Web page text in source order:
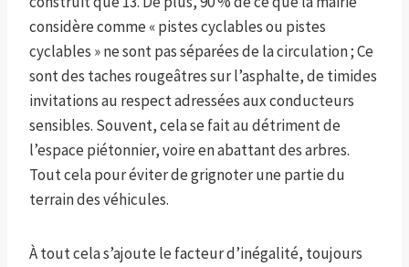
considère comme « pistes cyclables ou pistes
cyclables » ne sont pas séparées de la circulation ; Ce
sont des taches rougeâtres sur l’asphalte, de timides
invitations au respect adressées aux conducteurs
sensibles. Souvent, cela se fait au détriment de
l’espace piétonnier, voire en abattant des arbres.
Tout cela pour éviter de grignoter une partie du
terrain des véhicules.
À tout cela s’ajoute le facteur d’inégalité, toujours